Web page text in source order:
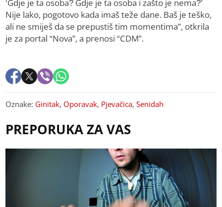
‘Gdje je ta osoba? Gdje je ta osoba i zašto je nema?’
Nije lako, pogotovo kada imaš teže dane. Baš je teško,
ali ne smiješ da se prepustiš tim momentima”, otkrila
je za portal “Nova”, a prenosi “CDM”.
Oznake: Ginitak, Oporavak, Pjevačica,Senidah
PREPORUKA ZA VAS